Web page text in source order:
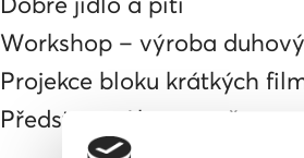
Workshop – výroba
Projekce bloku krátkých
Představení kampaně za